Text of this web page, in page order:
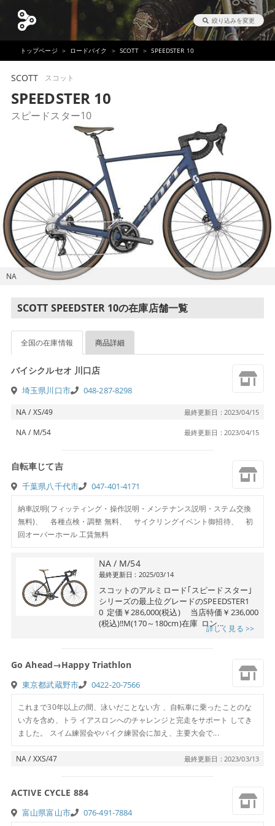
絞り込みを変更
トップページ ロードバイク SCOTT SPEEDSTER 10
NA
SCOTT スコット
SPEEDSTER 10
スピードスター10
SCOTT SPEEDSTER 10の在庫店舗一覧
全国の在庫情報 商品詳細
バイシクルセオ 川口店
埼玉県川口市 048-287-8298
NA / XS/49 最終更新日 : 2023/04/15
NA / M/54 最終更新日 : 2023/04/15
自転車じて吉
千葉県八千代市 047-401-4171
納車説明(フィッティング・操作説明・メンテナンス説明・ステム交換
無料)、 各種点検・調整 無料、 サイクリングイベント御招待、 初
回オーバーホール 工賃無料
NA / M/54
最終更新日 : 2025/03/14
スコットのアルミロード｢スピードスター｣
シリーズの最上位グレードのSPEEDSTER1
0 定価￥286,000(税込) 当店特価￥236,000
(税込)‼M(170～180cm)在庫 ロン...詳しく見る >>
Go Ahead→Happy Triathlon
東京都武蔵野市 0422-20-7566
これまで30年以上の間、泳いだことない方 、自転車に乗ったことのな
い方を含め、トラ イアスロンへのチャレンジと完走をサポート してき
ました。 スイム練習会やバイク練習会に加え、主要大会で...
NA / XXS/47 最終更新日 : 2023/03/13
ACTIVE CYCLE 884
富山県富山市 076-491-7884